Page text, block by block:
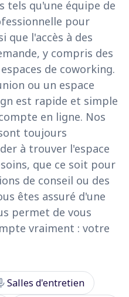
tels qu'une équipe de
pour
que l'accès à des
y compris des
de coworking.
ou un espace
est rapide et simple
en ligne. Nos
toujours
à trouver l'espace
que ce soit pour
de conseil ou des
êtes assuré d'une
permet de vous
vraiment : votre
Salles d'entretien